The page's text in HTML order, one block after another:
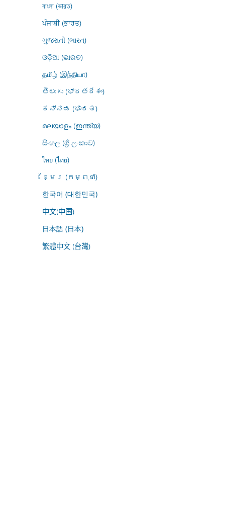
বাংলা (ভারত)
ਪੰਜਾਬੀ (ਭਾਰਤ)
ગુજરાતી (ભારત)
ଓଡ଼ିଆ (ଭାରତ)
தமிழ் (இந்தியா)
తెలుగు (భారతదేశం)
ಕನ್ನಡ (ಭಾರತ)
മലയാളം (ഇന്ത്യ)
සිංහල (ශ්‍රී ලංකාව)
ไทย (ไทย)
ខ្មែរ (កម្ពុជា)
한국어 (대한민국)
中文(中国)
日本語 (日本)
繁體中文 (台灣)